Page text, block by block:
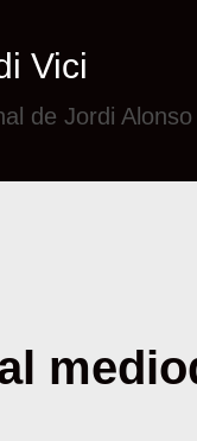
Vici
de Jordi Alonso